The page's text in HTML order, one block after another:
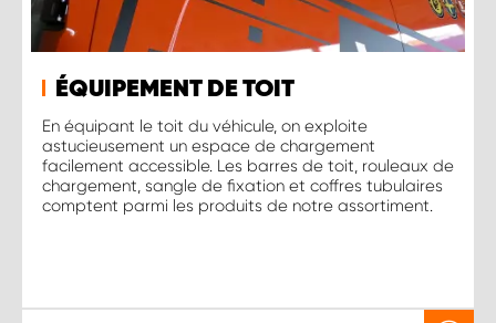
ÉQUIPEMENT DE TOIT
En équipant le toit du véhicule, on exploite
astucieusement un espace de chargement
facilement accessible. Les barres de toit, rouleaux de
chargement, sangle de fixation et coffres tubulaires
comptent parmi les produits de notre assortiment.